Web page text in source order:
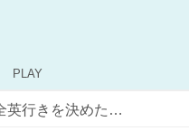
PLAY
初優勝で全英行きを決めた阿久津未来也。コーチのドラコンプロと「飛距離を求めず」取り組んだ2年半を語る